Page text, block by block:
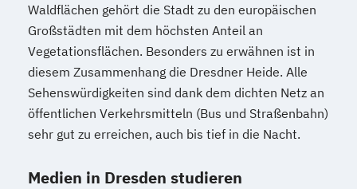
Waldflächen gehört die Stadt zu den europäischen
Großstädten mit dem höchsten Anteil an
Vegetationsflächen. Besonders zu erwähnen ist in
diesem Zusammenhang die Dresdner Heide. Alle
Sehenswürdigkeiten sind dank dem dichten Netz an
öffentlichen Verkehrsmitteln (Bus und Straßenbahn)
sehr gut zu erreichen, auch bis tief in die Nacht.
Medien in Dresden studieren